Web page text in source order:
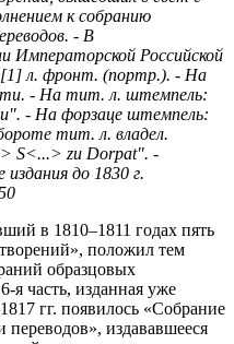
к собранию
- В
Императорской Российской
л. фронт. (портр.). - На
- На тит. л. штемпель:
- На форзаце штемпель:
тит. л. владел.
S<...> zu Dorpat". -
до 1830 г.
в 1810–1811 годах пять
положил тем
образцовых
часть, изданная уже
гг. появилось «Собрание
издававшееся